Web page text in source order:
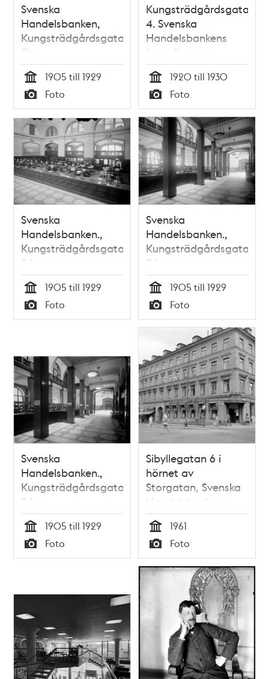
Svenska
Handelsbanken,
Kungsträdgårdsgatan
2b
Tid
1905 till 1929
Typ
Foto
Kungsträdgårdsgatan
4. Svenska
Handelsbankens
huvudkontor
Tid
1920 till 1930
Typ
Foto
Svenska
Handelsbanken.,
Kungsträdgårdsgatan
2 b
Tid
1905 till 1929
Typ
Foto
Svenska
Handelsbanken.,
Kungsträdgårdsgatan
2 b
Tid
1905 till 1929
Typ
Foto
Svenska
Handelsbanken.,
Kungsträdgårdsgatan
2 b
Tid
1905 till 1929
Typ
Foto
Sibyllegatan 6 i
hörnet av
Storgatan, Svenska
Handelsbanken i
gatuplanet
Tid
1961
Typ
Foto